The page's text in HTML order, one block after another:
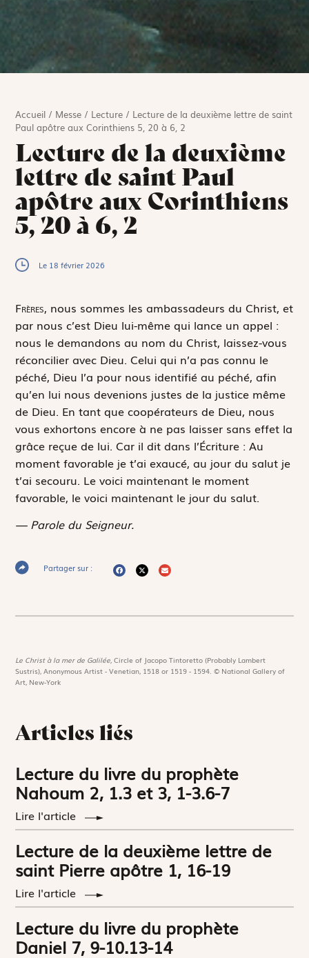
Accueil / Messe / Lecture / Lecture de la deuxième lettre de saint
Paul apôtre aux Corinthiens 5, 20 à 6, 2
Lecture de la deuxième
lettre de saint Paul
apôtre aux Corinthiens
5, 20 à 6, 2
Le 18 février 2026
Frères, nous sommes les ambassadeurs du Christ, et
par nous c’est Dieu lui-même qui lance un appel :
nous le demandons au nom du Christ, laissez-vous
réconcilier avec Dieu. Celui qui n’a pas connu le
péché, Dieu l’a pour nous identifié au péché, afin
qu’en lui nous devenions justes de la justice même
de Dieu. En tant que coopérateurs de Dieu, nous
vous exhortons encore à ne pas laisser sans effet la
grâce reçue de lui. Car il dit dans l’Écriture :Au
moment favorable je t’ai exaucé, au jour du salut je
t’ai secouru. Le voici maintenant le moment
favorable, le voici maintenant le jour du salut.
— Parole du Seigneur.
Partager sur :
Le Christ à la mer de Galilée,Circle of Jacopo Tintoretto (Probably Lambert
Sustris), Anonymous Artist - Venetian, 1518 or 1519 - 1594. © National Gallery of
Art, New-York
Articles liés
Lecture du livre du prophète
Nahoum 2, 1.3 et 3, 1-3.6-7
Lire l'article
Lecture de la deuxième lettre de
saint Pierre apôtre 1, 16-19
Lire l'article
Lecture du livre du prophète
Daniel 7, 9-10.13-14